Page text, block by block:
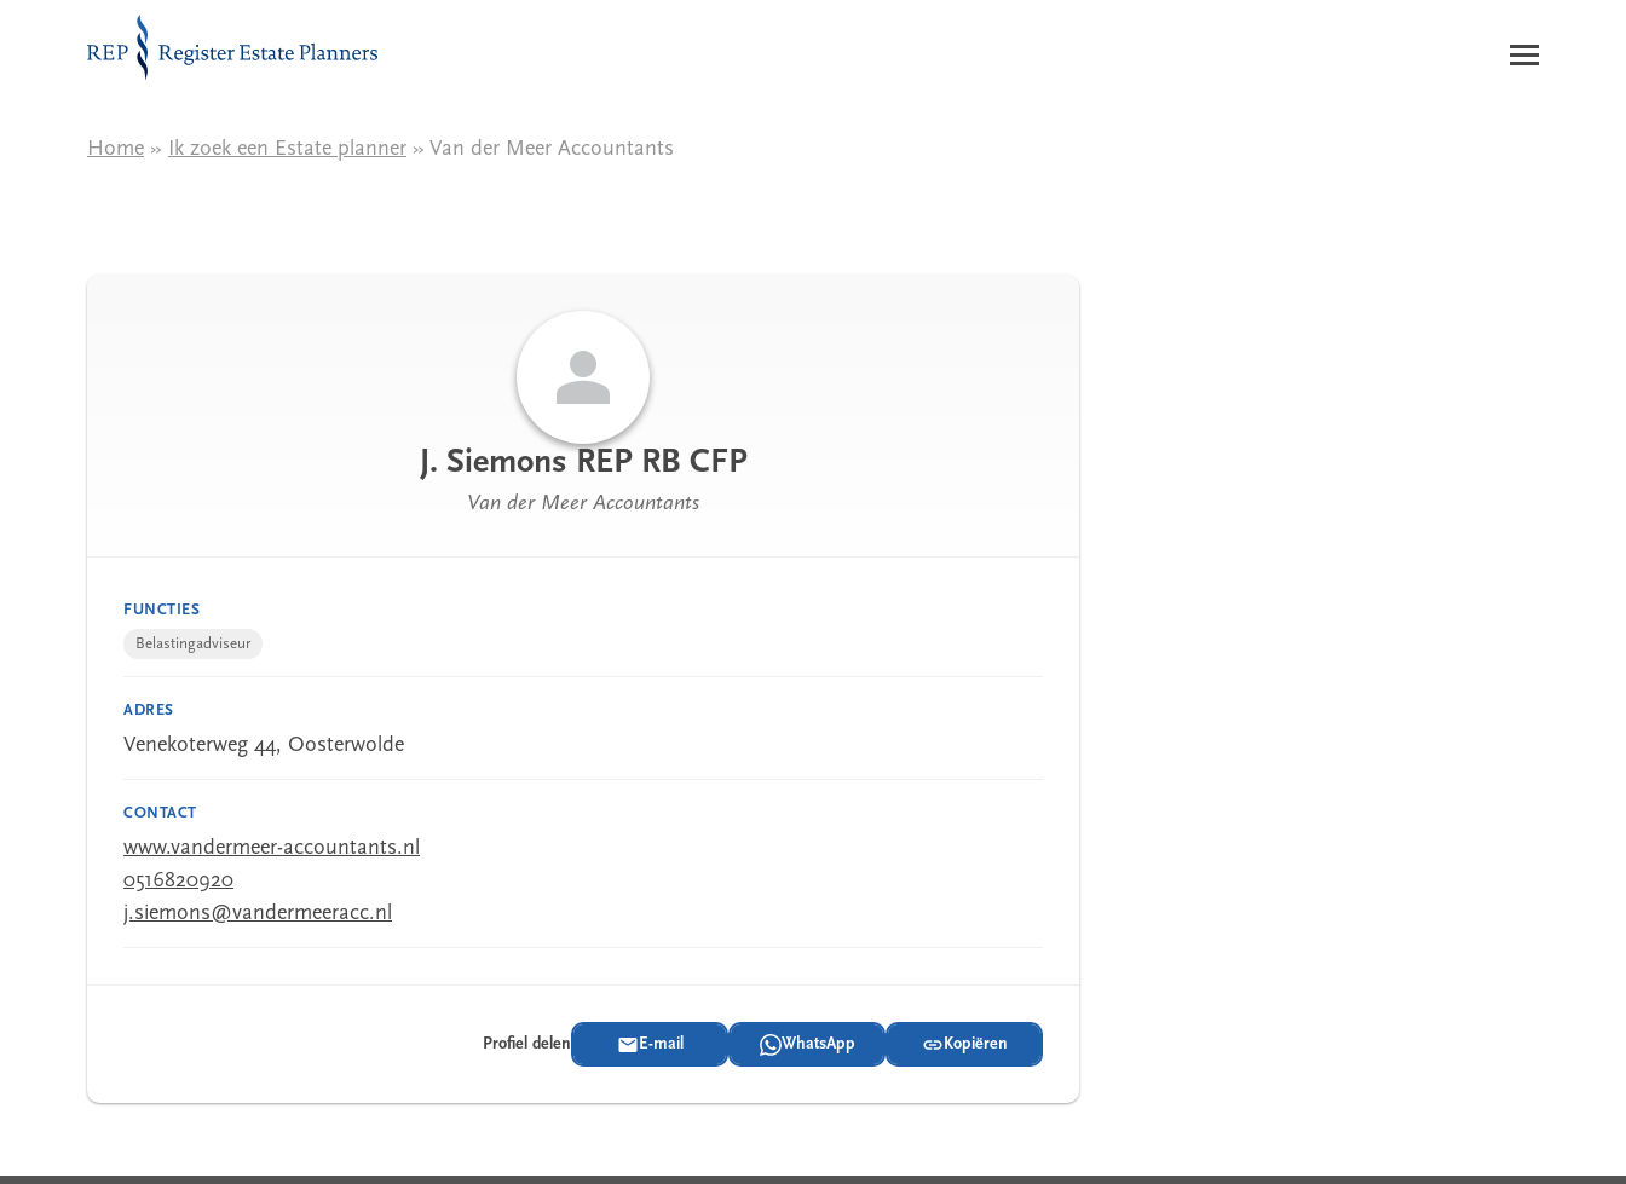
Naar de inhoud
Home » Ik zoek een Estate planner » Van der Meer Accountants
J. Siemons REP RB CFP
Van der Meer Accountants
FUNCTIES
Belastingadviseur
ADRES
Venekoterweg 44, Oosterwolde
CONTACT
www.vandermeer-accountants.nl
0516820920
j.siemons@vandermeeracc.nl
Profiel delen E-mail WhatsApp Kopiëren